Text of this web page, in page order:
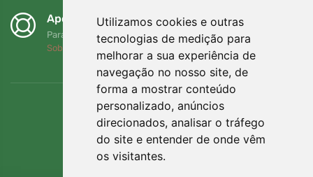
Utilizamos cookies e outras
tecnologias de medição para
melhorar a sua experiência de
navegação no nosso site, de
forma a mostrar conteúdo
personalizado, anúncios
direcionados, analisar o tráfego
do site e entender de onde vêm
os visitantes.
Apoiamos a Trees.org
Para cada encomenda plantamos uma árvore! Leia mais
Sobre nós